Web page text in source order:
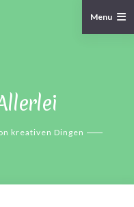
kreativen Dingen
Menu